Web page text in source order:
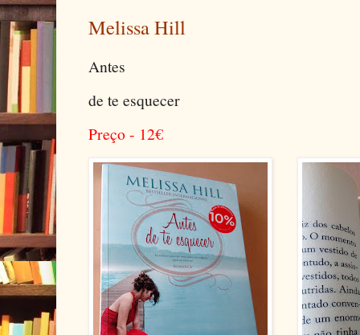
Melissa Hill
Antes
de te esquecer
Preço - 12€